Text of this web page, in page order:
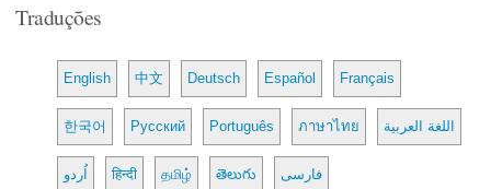
Traduções
English 中文 Deutsch Español Français
한국어 Русский Português ภาษาไทย اللغة العربية
اُردو हिन्दी தமிழ் తెలుగు فارسی